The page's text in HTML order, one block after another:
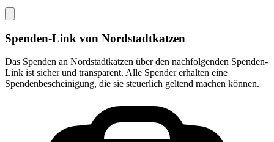
Spenden-Link von Nordstadtkatzen
Das Spenden an Nordstadtkatzen über den nachfolgenden Spenden-
Link ist sicher und transparent. Alle Spender erhalten eine
Spendenbescheinigung, die sie steuerlich geltend machen können.